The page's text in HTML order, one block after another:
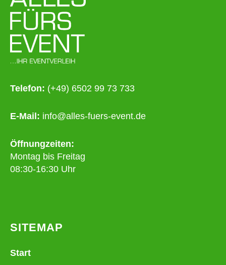
Telefon: (+49) 6502 99 73 733
E-Mail: info@alles-fuers-event.de
Öffnungzeiten:
Montag bis Freitag
08:30-16:30 Uhr
SITEMAP
Start